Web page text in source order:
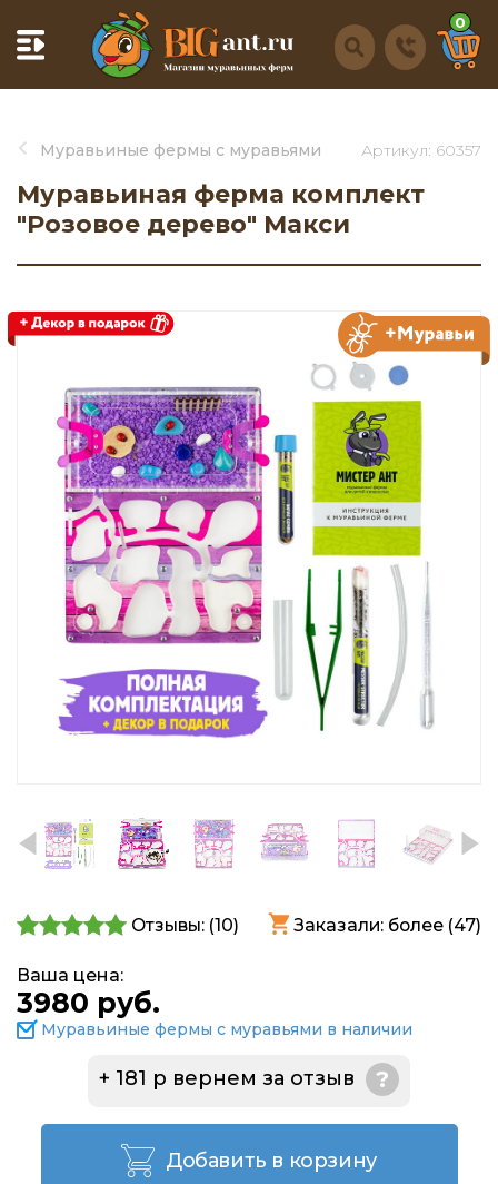
0
Муравьиные фермы с муравьями
Муравьиная ферма комплект
"Розовое дерево" Макси
Артикул: 60357
Отзывы: (10) Заказали: более (47)
Ваша цена:
3980 руб.
Муравьиные фермы с муравьями в наличии
+ 181 р вернем за отзыв ?
Добавить в корзину